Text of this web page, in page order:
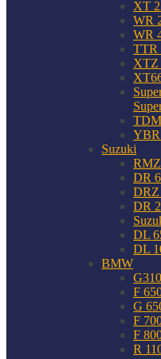
XT
WR
WR
TTR
XTZ
Suzuki
DR
DRZ
DR
DL
DL
BMW
F
G
F
F
R